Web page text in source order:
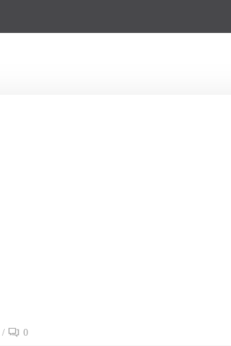
/ 0